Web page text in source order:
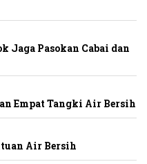
Jaga Pasokan Cabai dan
Empat Tangki Air Bersih
Air Bersih